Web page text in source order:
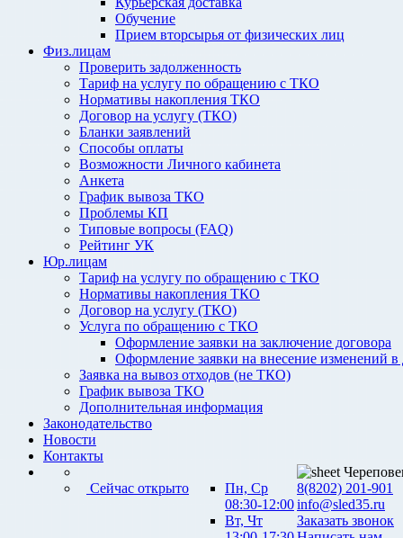
Обучение
Прием вторсырья от физических лиц
Физ.лицам
Проверить задолженность
Тариф на услугу по обращению с ТКО
Нормативы накопления ТКО
Договор на услугу (ТКО)
Бланки заявлений
Способы оплаты
Возможности Личного кабинета
Анкета
График вывоза ТКО
Проблемы КП
Типовые вопросы (FAQ)
Рейтинг УК
Юр.лицам
Тариф на услугу по обращению с ТКО
Нормативы накопления ТКО
Договор на услугу (ТКО)
Услуга по обращению с ТКО
Оформление заявки на заключение договора
Оформление заявки на внесение изменений в
Заявка на вывоз отходов (не ТКО)
График вывоза ТКО
Дополнительная информация
Законодательство
Новости
Контакты
Сейчас открыто
Пн, Ср
08:30-12:00
Вт, Чт
8(8202) 201-901
info@sled35.ru
Заказать звонок